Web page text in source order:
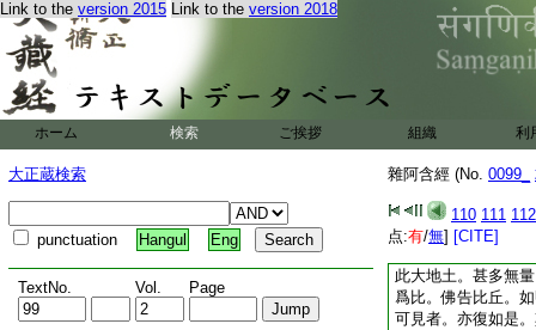
Link to the version 2015 Link to the version 2018
ホーム 検索 ご挨拶 組織 利
大正蔵検索
punctuation Hangul Eng
TextNo. Vol. Page
雜阿含經 (No. 0099_
110 111 112
点:有/無] [CITE]
等。佛説是經已。
如雪山王。如是尼
是。如梨果。如是
羅迦果豆果。乃至
2
(四四二)
如是
孤獨園。爾時世尊
丘。於意云何。我
此大地土。甚多無
爲比。佛告比丘。
可見者。亦復如是